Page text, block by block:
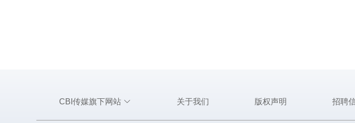
CBI传媒旗下网站 关于我们 版权声明 招聘